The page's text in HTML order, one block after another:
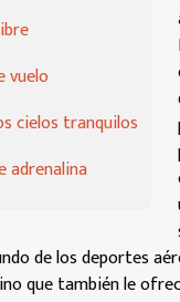
vuelo
cielos tranquilos
adrenalina
de los deportes
que también le